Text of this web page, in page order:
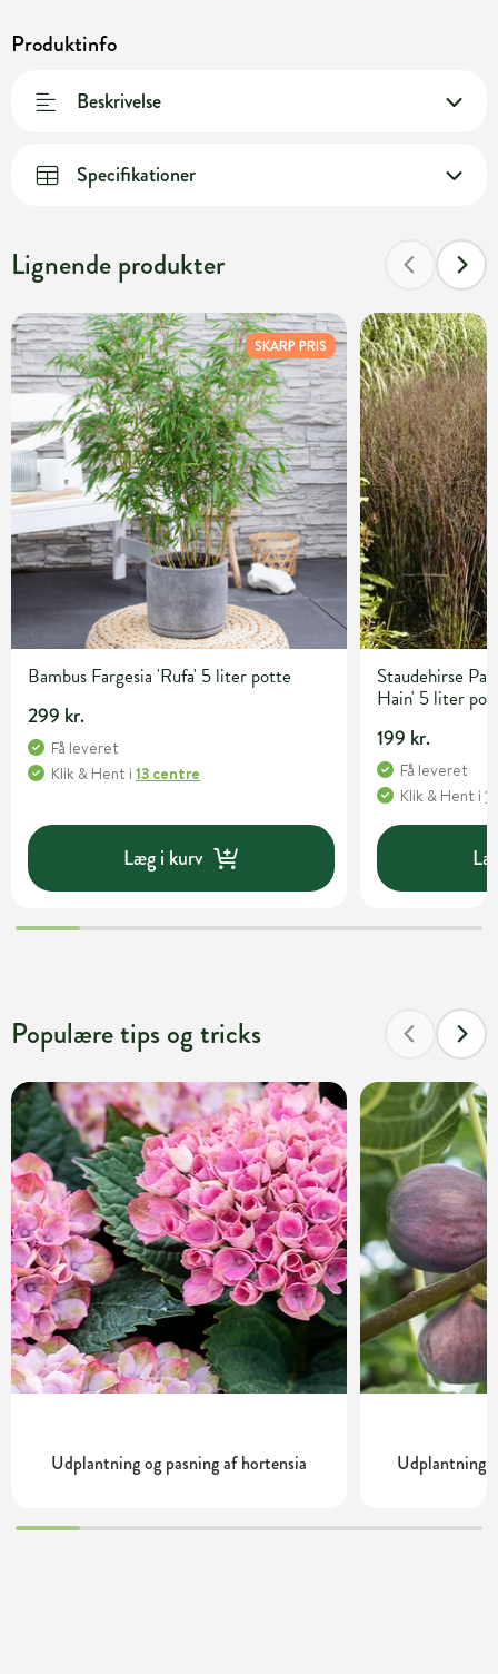
Produktinfo
Beskrivelse
Specifikationer
Lignende produkter
SKARP PRIS
Bambus Fargesia 'Rufa' 5 liter potte
299 kr.
Få leveret
Klik & Hent i 13 centre
Læg i kurv
Staudehirse
Hain' 5 liter
199 kr.
Få leveret
Klik & Hent i
Populære tips og tricks
Udplantning og pasning af hortensia Udplantning